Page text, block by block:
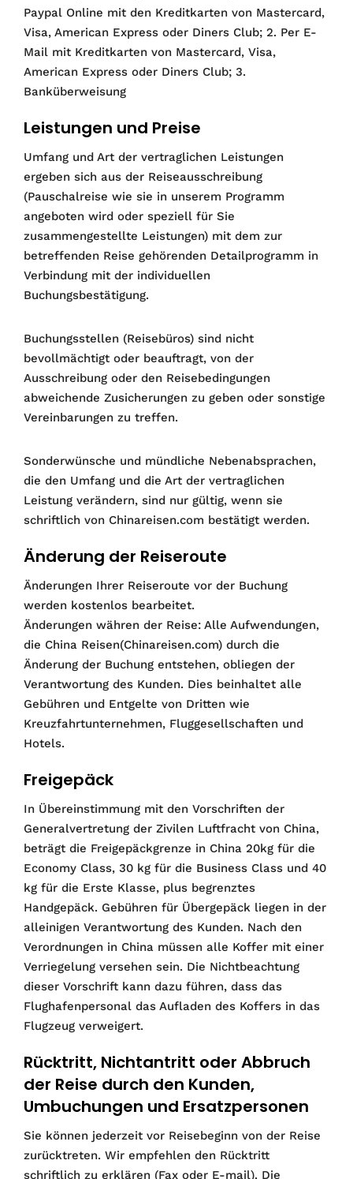
Paypal Online mit den Kreditkarten von Mastercard,
Visa, American Express oder Diners Club; 2. Per E-
Mail mit Kreditkarten von Mastercard, Visa,
American Express oder Diners Club; 3.
Banküberweisung
Leistungen und Preise
Umfang und Art der vertraglichen Leistungen
ergeben sich aus der Reiseausschreibung
(Pauschalreise wie sie in unserem Programm
angeboten wird oder speziell für Sie
zusammengestellte Leistungen) mit dem zur
betreffenden Reise gehörenden Detailprogramm in
Verbindung mit der individuellen
Buchungsbestätigung.
Buchungsstellen (Reisebüros) sind nicht
bevollmächtigt oder beauftragt, von der
Ausschreibung oder den Reisebedingungen
abweichende Zusicherungen zu geben oder sonstige
Vereinbarungen zu treffen.
Sonderwünsche und mündliche Nebenabsprachen,
die den Umfang und die Art der vertraglichen
Leistung verändern, sind nur gültig, wenn sie
schriftlich von Chinareisen.com bestätigt werden.
Änderung der Reiseroute
Änderungen Ihrer Reiseroute vor der Buchung
werden kostenlos bearbeitet.
Änderungen währen der Reise: Alle Aufwendungen,
die China Reisen(Chinareisen.com) durch die
Änderung der Buchung entstehen, obliegen der
Verantwortung des Kunden. Dies beinhaltet alle
Gebühren und Entgelte von Dritten wie
Kreuzfahrtunternehmen, Fluggesellschaften und
Hotels.
Freigepäck
In Übereinstimmung mit den Vorschriften der
Generalvertretung der Zivilen Luftfracht von China,
beträgt die Freigepäckgrenze in China 20kg für die
Economy Class, 30 kg für die Business Class und 40
kg für die Erste Klasse, plus begrenztes
Handgepäck. Gebühren für Übergepäck liegen in der
alleinigen Verantwortung des Kunden. Nach den
Verordnungen in China müssen alle Koffer mit einer
Verriegelung versehen sein. Die Nichtbeachtung
dieser Vorschrift kann dazu führen, dass das
Flughafenpersonal das Aufladen des Koffers in das
Flugzeug verweigert.
Rücktritt, Nichtantritt oder Abbruch
der Reise durch den Kunden,
Umbuchungen und Ersatzpersonen
Sie können jederzeit vor Reisebeginn von der Reise
zurücktreten. Wir empfehlen den Rücktritt
schriftlich zu erklären (Fax oder E-mail). Die